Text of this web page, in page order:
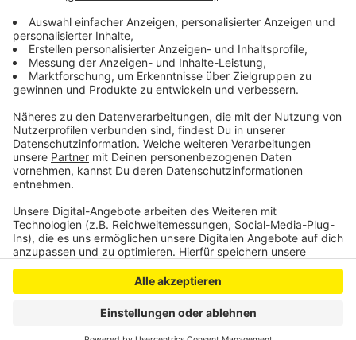
Anzeige
Das Projekt Baustoffspenden NRW in Erftstadt wird
es auch bis zum 1. Dezember geben.
Anzeige